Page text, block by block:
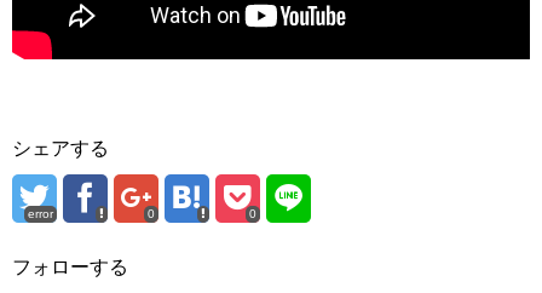
シェアする
error 0 0
フォローする